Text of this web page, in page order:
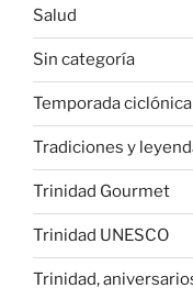
Salud
Sin categoría
Temporada ciclónica
Tradiciones y
Trinidad Gourmet
Trinidad UNESCO
Trinidad,